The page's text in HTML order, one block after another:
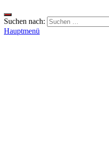
Suchen nach:
Hauptmenü